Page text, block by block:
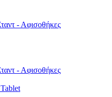
- Αφισοθήκες
- Αφισοθήκες